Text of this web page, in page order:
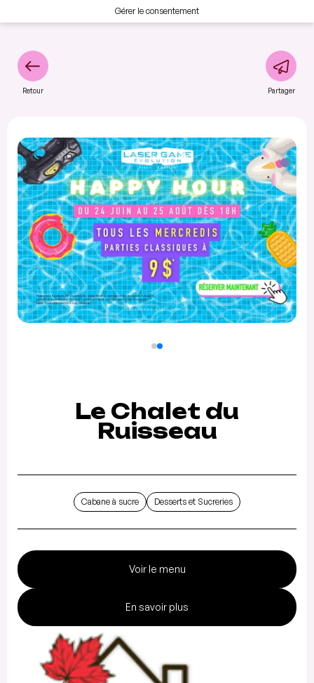
Gérer le consentement
Retour Partager
Le Chalet du
Ruisseau
Cabane à sucre Desserts et Sucreries
Voir le menu
En savoir plus